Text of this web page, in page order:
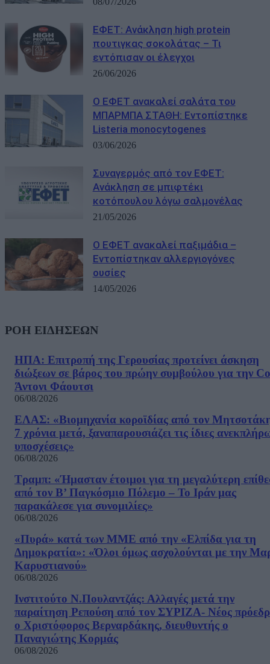
ΕΦΕΤ: Ανάκληση high protein
πουτιγκας σοκολάτας – Τι
εντόπισαν οι έλεγχοι
26/06/2026
Ο ΕΦΕΤ ανακαλεί σαλάτα του
ΜΠΑΡΜΠΑ ΣΤΑΘΗ: Εντοπίστηκε
Listeria monocytogenes
03/06/2026
Συναγερμός από τον ΕΦΕΤ:
Ανάκληση σε μπιφτέκι
κοτόπουλου λόγω σαλμονέλας
21/05/2026
Ο ΕΦΕΤ ανακαλεί παξιμάδια –
Εντοπίστηκαν αλλεργιογόνες
ουσίες
14/05/2026
ΡΟΗ ΕΙΔΗΣΕΩΝ
ΗΠΑ: Επιτροπή της Γερουσίας προτείνει άσκηση
διώξεων σε βάρος του πρώην συμβούλου για την
Άντονι Φάουτσι
06/08/2026
ΕΛΑΣ: «Βιομηχανία κοροϊδίας από τον
7 χρόνια μετά, ξαναπαρουσιάζει τις ίδιες
υποσχέσεις»
06/08/2026
Τραμπ: «Ήμασταν έτοιμοι για τη μεγαλύτερη
από τον Β’ Παγκόσμιο Πόλεμο – Το Ιράν μας
παρακάλεσε για συνομιλίες»
06/08/2026
«Πυρά» κατά των ΜΜΕ από την «Ελπίδα για τη
Δημοκρατία»: «Όλοι όμως ασχολούνται με την
Καρυστιανού»
06/08/2026
Ινστιτούτο Ν.Πουλαντζάς: Αλλαγές μετά την
παραίτηση Ρεπούση από τον ΣΥΡΙΖΑ- Νέος
ο Χριστόφορος Βερναρδάκης, διευθυντής ο
Παναγιώτης Κορμάς
06/08/2026